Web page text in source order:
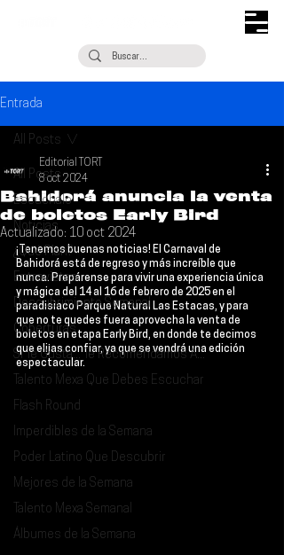
Entrada
All Posts
Escúchalo
Noticias
¿Qué Plan?
Entrevistas
Descubrimiento Semanal
Coberturas
Si Te Gusta... Te Recomendamos A...
Talento Mexa Que Debes Escuchar
Flash Round
Imperdibles de la Semana
Poder Latino Que Descubrir
Mejores de la Semana
Talento Mexa Semanal
Álbumes de la Semana
All Posts
Bahidorá anuncia la venta
de boletos Early Bird
Editorial TORT
8 oct 2024
Actualizado: 10 oct 2024
¡Tenemos buenas noticias! El Carnaval de
Bahidorá está de regreso y más increíble que
nunca. Prepárense para vivir una experiencia única
y mágica del 14 al 16 de febrero de 2025 en el
paradisiaco Parque Natural Las Estacas, y para
que no te quedes fuera aprovecha la venta de
boletos en etapa Early Bird, en donde te decimos
que elijas confiar, ya que se vendrá una edición
espectacular.